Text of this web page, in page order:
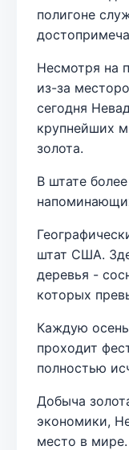
полигоне
Несмотря на
из-за
сегодня
крупнейших
золота.
В штате
штат США.
деревья -
которых
Каждую
проходит
полностью
Добыча
экономики,
место в мире.